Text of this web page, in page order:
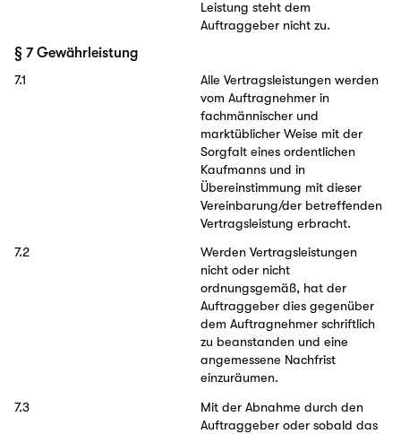
Leistung steht dem
Auftraggeber nicht zu.
§ 7 Gewährleistung
7.1
Alle Vertragsleistungen werden
vom Auftragnehmer in
fachmännischer und
marktüblicher Weise mit der
Sorgfalt eines ordentlichen
Kaufmanns und in
Übereinstimmung mit dieser
Vereinbarung/der betreffenden
Vertragsleistung erbracht.
7.2
Werden Vertragsleistungen
nicht oder nicht
ordnungsgemäß, hat der
Auftraggeber dies gegenüber
dem Auftragnehmer schriftlich
zu beanstanden und eine
angemessene Nachfrist
einzuräumen.
7.3
Mit der Abnahme durch den
Auftraggeber oder sobald das